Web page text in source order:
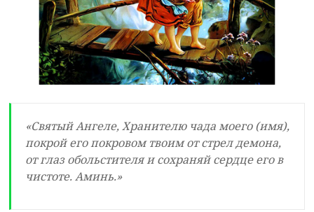
«Святый Ангеле, Хранителю чада моего (имя),
покрой его покровом твоим от стрел демона,
от глаз обольстителя и сохраняй сердце его в
чистоте. Аминь.»